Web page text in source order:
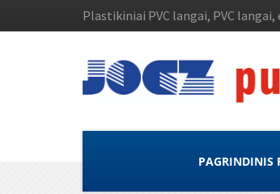
Plastikiniai PVC langai, PVC
PAGRINDINIS